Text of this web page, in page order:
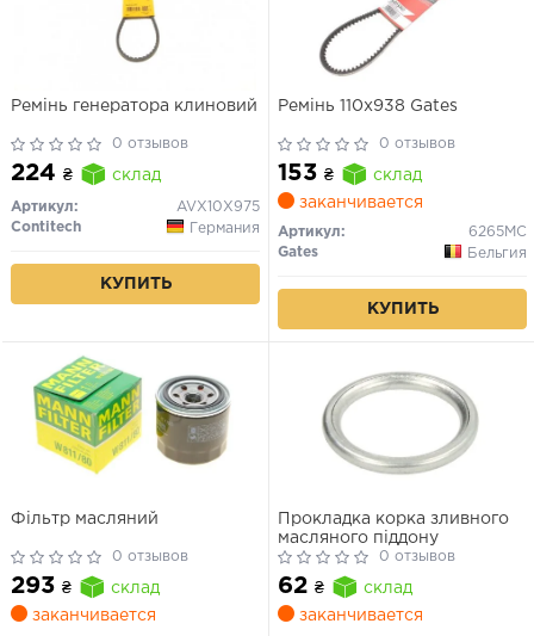
Ремінь генератора клиновий
0 отзывов
224 ₴ склад
Артикул:
AVX10X975
Contitech
Германия
КУПИТЬ
Ремінь 110x938 Gates
0 отзывов
153 ₴
склад
заканчивается
Артикул:
6265MC
Gates
Бельгия
КУПИТЬ
Фільтр масляний
0 отзывов
293 ₴
склад
заканчивается
Прокладка корка зливного
масляного піддону
0 отзывов
62 ₴
склад
заканчивается